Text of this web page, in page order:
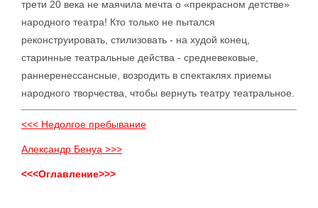
трети 20 века не маячила мечта о «прекрасном детстве»
народного театра! Кто только не пытался
реконструировать, стилизовать - на худой конец,
старинные театральные действа - средневековые,
раннеренессансные, возродить в спектаклях приемы
народного творчества, чтобы вернуть театру театральное.
<<< Недолгое пребывание
Александр Бенуа >>>
<<<Оглавление>>>